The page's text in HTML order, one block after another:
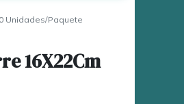
Unidades/Paquete
16X22Cm